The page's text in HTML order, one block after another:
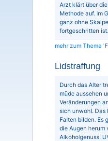
Arzt klärt über
Methode auf. Im
ganz ohne
fortgeschritten ist.
mehr zum Thema
Lidstraffung
Durch das Alter
müde aussehen
Veränderungen
sich unwohl. Das
Falten bilden. Es
die Augen herum
Alkoholgenuss,